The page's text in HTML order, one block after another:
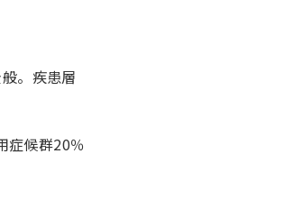
。疾患層
候群20％